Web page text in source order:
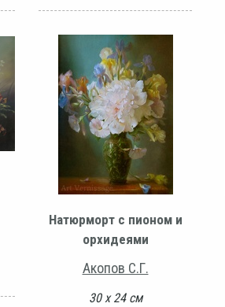
Натюрморт с пионом и
орхидеями
Акопов С.Г.
30 х 24 см